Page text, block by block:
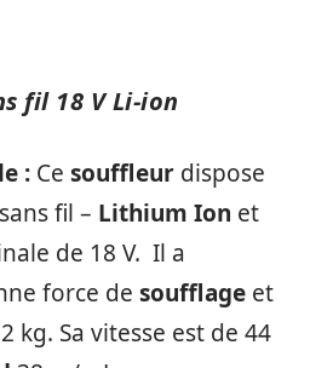
fil 18 V Li-ion
: Ce souffleur dispose
sans fil – Lithium Ion et
de 18 V. Il a
force de soufflage et
kg. Sa vitesse est de 44